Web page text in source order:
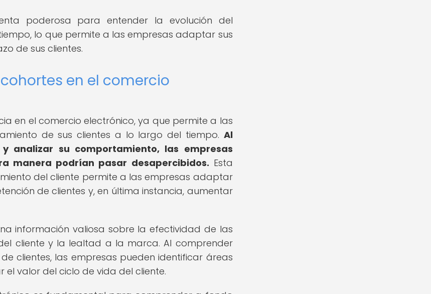
poderosa para entender la evolución del
lo que permite a las empresas adaptar sus
de sus clientes.
en el comercio
en el comercio electrónico, ya que permite a las
de sus clientes a lo largo del tiempo. Al
analizar su comportamiento, las empresas
manera podrían pasar desapercibidos. Esta
del cliente permite a las empresas adaptar
de clientes y, en última instancia, aumentar
información valiosa sobre la efectividad de las
cliente y la lealtad a la marca. Al comprender
clientes, las empresas pueden identificar áreas
valor del ciclo de vida del cliente.